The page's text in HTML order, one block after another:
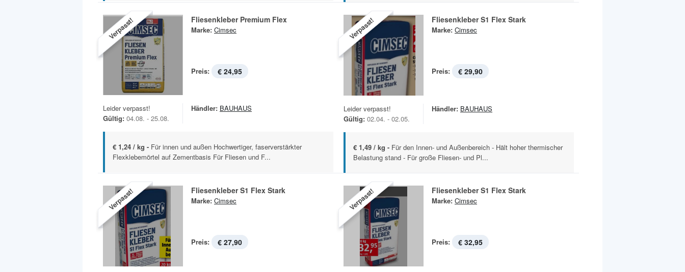
Verpasst! Fliesenkleber Premium Flex
Marke: Cimsec
Preis: € 24,95
Leider verpasst!
Gültig: 04.08. - 25.08.
Händler: BAUHAUS
€ 1,24 / kg - Für innen und außen Hochwertiger, faserverstärkter
Flexklebemörtel auf Zementbasis Für Fliesen und F...
Verpasst! Fliesenkleber S1 Flex Stark
Marke: Cimsec
Preis: € 29,90
Leider verpasst!
Gültig: 02.04. - 02.05.
Händler: BAUHAUS
€ 1,49 / kg - Für den Innen- und Außenbereich - Hält hoher thermischer
Belastung stand - Für große Fliesen- und Pl...
Verpasst! Fliesenkleber S1 Flex Stark
Marke: Cimsec
Preis: € 27,90
Verpasst! Fliesenkleber S1 Flex Stark
Marke: Cimsec
Preis: € 32,95